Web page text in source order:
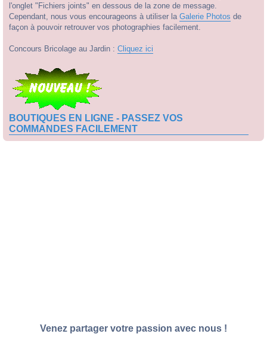
l'onglet "Fichiers joints" en dessous de la zone de message.
Cependant, nous vous encourageons à utiliser la Galerie Photos de
façon à pouvoir retrouver vos photographies facilement.
Concours Bricolage au Jardin : Cliquez ici
BOUTIQUES EN LIGNE - PASSEZ VOS
COMMANDES FACILEMENT
Venez partager votre passion avec nous !